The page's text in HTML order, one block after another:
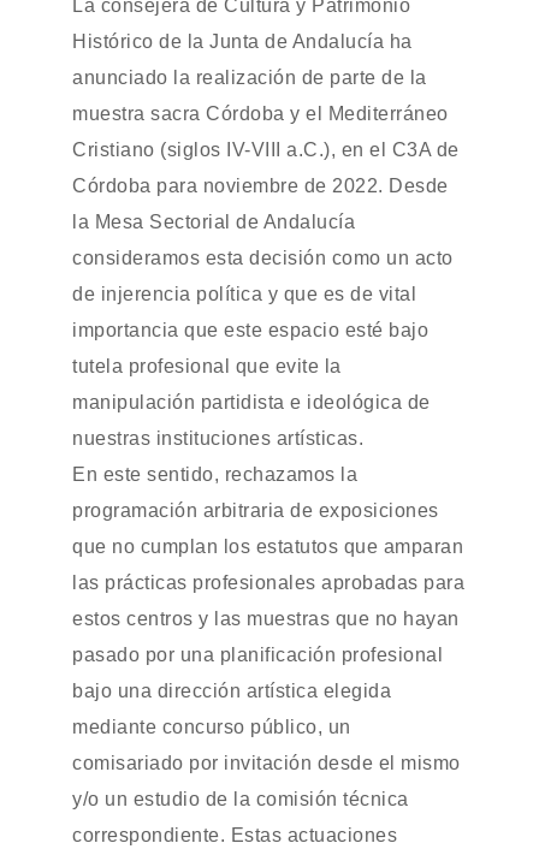
La consejera de Cultura y Patrimonio
Histórico de la Junta de Andalucía ha
anunciado la realización de parte de la
muestra sacra Córdoba y el Mediterráneo
Cristiano (siglos IV-VIII a.C.), en el C3A de
Córdoba para noviembre de 2022. Desde
la Mesa Sectorial de Andalucía
consideramos esta decisión como un acto
de injerencia política y que es de vital
importancia que este espacio esté bajo
tutela profesional que evite la
manipulación partidista e ideológica de
nuestras instituciones artísticas.
En este sentido, rechazamos la
programación arbitraria de exposiciones
que no cumplan los estatutos que amparan
las prácticas profesionales aprobadas para
estos centros y las muestras que no hayan
pasado por una planificación profesional
bajo una dirección artística elegida
mediante concurso público, un
comisariado por invitación desde el mismo
y/o un estudio de la comisión técnica
correspondiente. Estas actuaciones